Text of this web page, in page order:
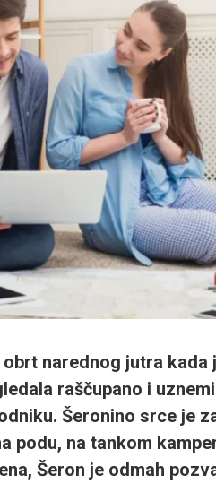
narednog jutra kada
raščupano i
Šeronino srce je
podu, na tankom
Šeron je odmah